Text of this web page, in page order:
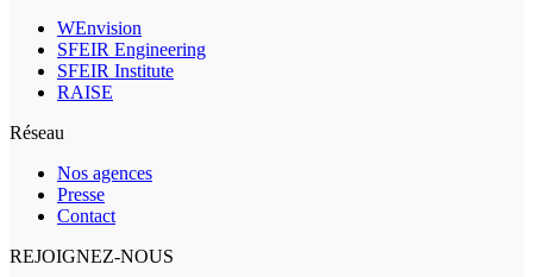
WEnvision
SFEIR Engineering
SFEIR Institute
RAISE
Réseau
Nos agences
Presse
Contact
REJOIGNEZ-NOUS